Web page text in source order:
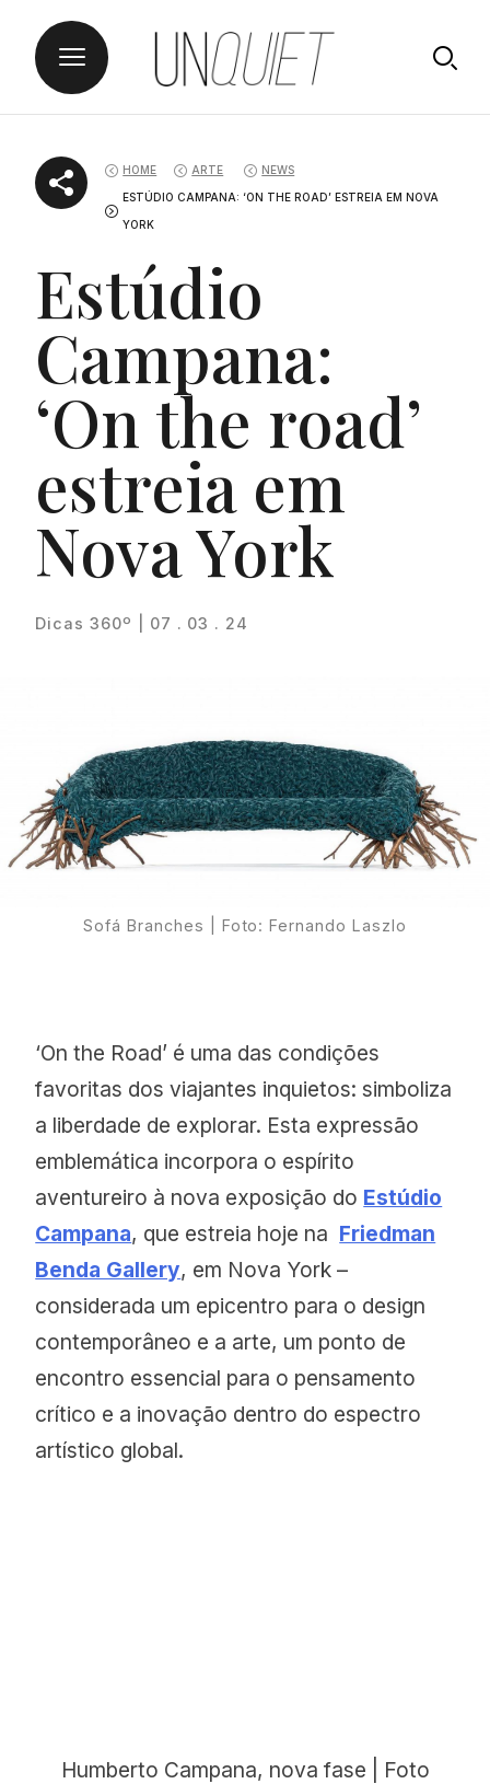
content
HOME ARTE NEWS
ESTÚDIO CAMPANA: ‘ON THE ROAD’ ESTREIA EM NOVA
YORK
Estúdio
Campana:
‘On the road’
estreia em
Nova York
Dicas 360º | 07 . 03 . 24
Sofá Branches | Foto: Fernando Laszlo
‘On the Road’ é uma das condições
favoritas dos viajantes inquietos: simboliza
a liberdade de explorar. Esta expressão
emblemática incorpora o espírito
aventureiro à nova exposição do Estúdio
Campana, que estreia hoje na Friedman
Benda Gallery, em Nova York –
considerada um epicentro para o design
contemporâneo e a arte, um ponto de
encontro essencial para o pensamento
crítico e a inovação dentro do espectro
artístico global.
Humberto Campana, nova fase | Foto